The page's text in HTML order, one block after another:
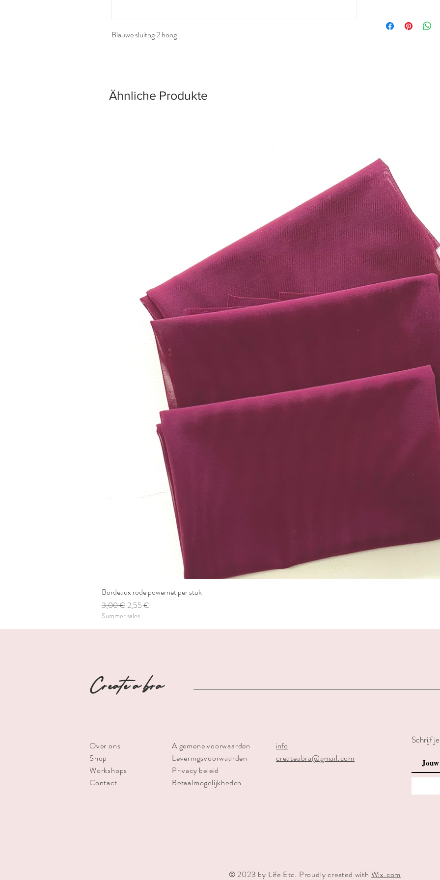
Blauwe sluitng 2 hoog
Ähnliche Produkte
Bordeaux rode powernet per stuk
Standardpreis
3,00 € Sale-Preis
2,55 €
Summer sales
Create a bra
Over ons
Shop
Workshops
Contact
Algemene voorwaarden
Leveringsvoorwaarden
Privacy beleid
Betaalmogelijkheden
info
createabra@gmail.com
Schrijf
© 2023 by Life Etc. Proudly created with Wix.com